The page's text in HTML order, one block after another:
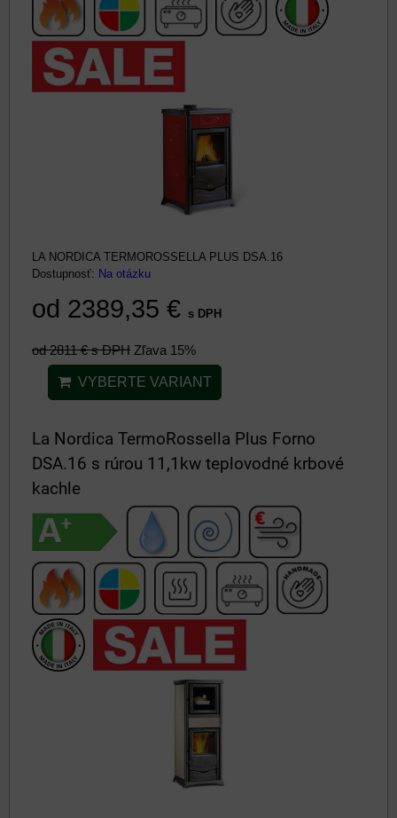
LA NORDICA TERMOROSSELLA PLUS DSA.16
Dostupnosť: Na otázku
od 2389,35 € s DPH
od 2811 €s DPH Zľava 15%
VYBERTE VARIANT
La Nordica TermoRossella Plus Forno
DSA.16 s rúrou 11,1kw teplovodné krbové
kachle